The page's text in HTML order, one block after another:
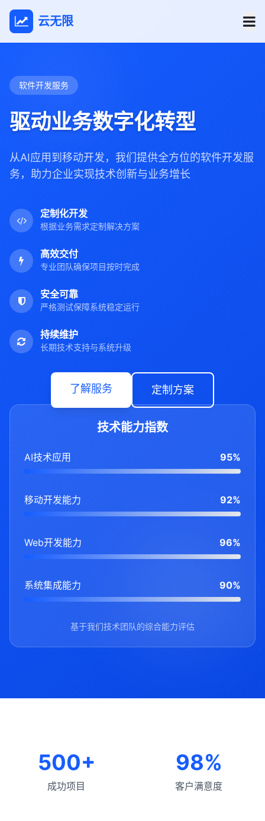
云无限
软件开发服务
驱动业务数字化转型
从AI应用到移动开发，我们提供全方位的软件开发服
务，助力企业实现技术创新与业务增长
定制化开发
根据业务需求定制解决方案
高效交付
专业团队确保项目按时完成
安全可靠
严格测试保障系统稳定运行
持续维护
长期技术支持与系统升级
了解服务 定制方案
技术能力指数
AI技术应用
移动开发能力
Web开发能力
系统集成能力
500+
成功项目
98%
客户满意度